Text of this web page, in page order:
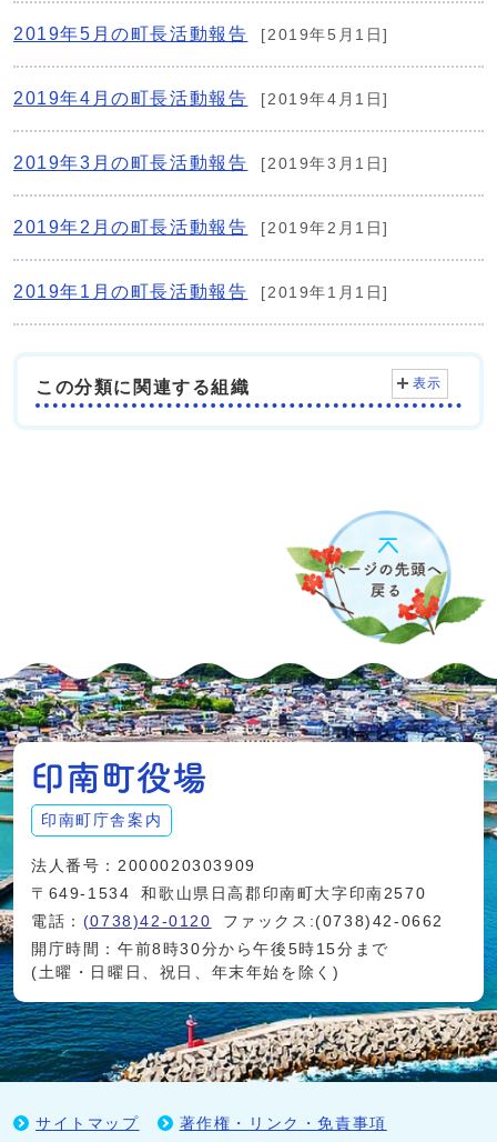
2019年5月の町長活動報告 [2019年5月1日]
2019年4月の町長活動報告 [2019年4月1日]
2019年3月の町長活動報告 [2019年3月1日]
2019年2月の町長活動報告 [2019年2月1日]
2019年1月の町長活動報告 [2019年1月1日]
この分類に関連する組織 表示
印南町庁舎案内
法人番号：2000020303909
〒649-1534
和歌山県日高郡印南町大字印南2570
電話： (0738)42-0120
ファックス:(0738)42-0662
開庁時間：午前8時30分から午後5時15分まで
(土曜・日曜日、祝日、年末年始を除く)
サイトマップ 著作権・リンク・免責事項